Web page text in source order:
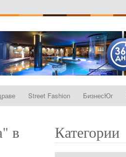
Street Fashion БизнесЮг
в
Категории